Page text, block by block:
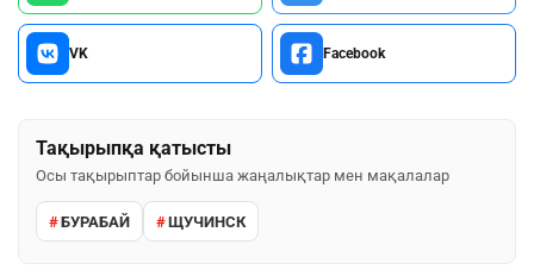
VK Facebook
Тақырыпқа қатысты
Осы тақырыптар бойынша жаңалықтар мен мақалалар
БУРАБАЙ ЩУЧИНСК